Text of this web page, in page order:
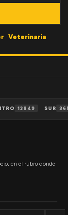
· Veterinaria
13849 SUR
en el rubro donde